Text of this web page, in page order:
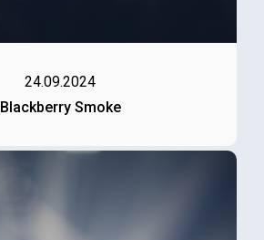
24.09.2024
Blackberry Smoke